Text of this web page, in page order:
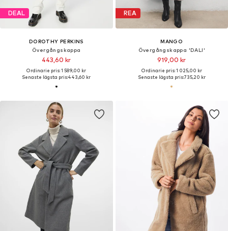
DEAL
DOROTHY PERKINS
Övergångskappa
443,60 kr
Ordinarie pris: 1 589,00 kr
Senaste lägsta pris:443,60 kr
REA
MANGO
Övergångskappa 'DALI'
919,00 kr
Ordinarie pris: 1 025,00 kr
Senaste lägsta pris:735,20 kr